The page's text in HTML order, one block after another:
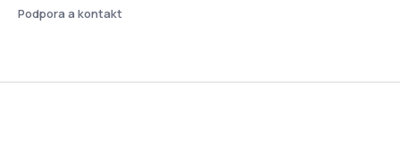
Podpora a kontakt